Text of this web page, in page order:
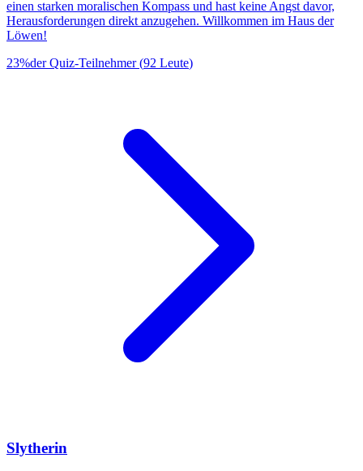
einen starken moralischen Kompass und hast keine Angst davor,
Herausforderungen direkt anzugehen. Willkommen im Haus der
Löwen!
23%der Quiz-Teilnehmer(92 Leute)
Slytherin